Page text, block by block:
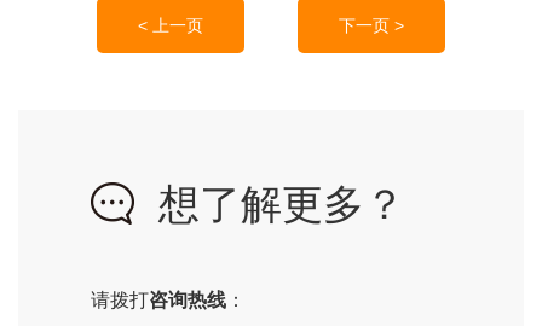
< 上一页 下一页 >
想了解更多？
请拨打咨询热线 ：